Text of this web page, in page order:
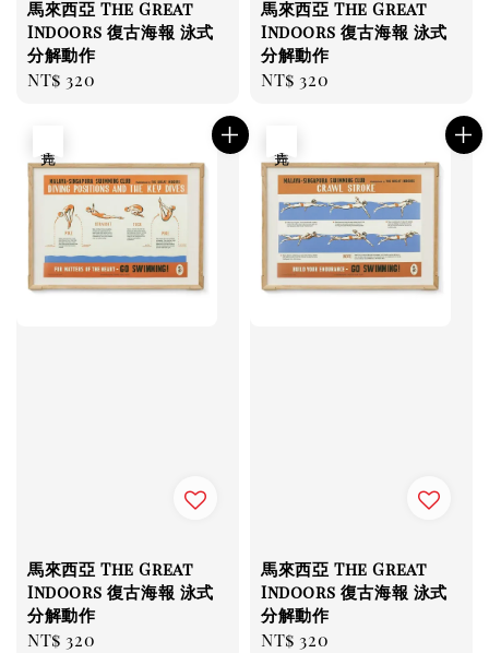
馬來西亞 The Great
Indoors 復古海報 泳式
分解動作
Regular
NT$ 320
馬來西亞 The Great
Indoors 復古海報 泳式
分解動作
Regular
NT$ 320
馬來西亞 The Great
Indoors 復古海報 泳式
分解動作
Regular
NT$ 320
馬來西亞 The Great
Indoors 復古海報 泳式
分解動作
Regular
NT$ 320